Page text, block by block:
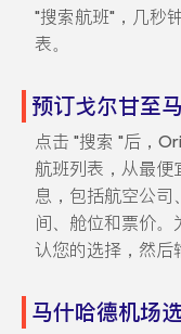
"搜索航班"，几秒
表。
预订戈尔甘至
点击 "搜索 "后，
航班列表，从最便
息，包括航空公司
间、舱位和票价。
认您的选择，然后
马什哈德机场